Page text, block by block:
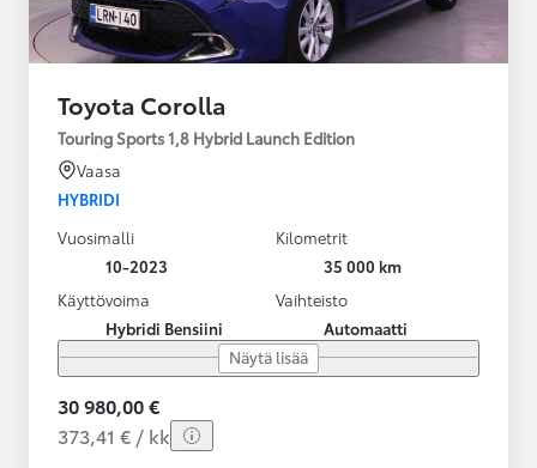
Toyota Corolla
Touring Sports 1,8 Hybrid Launch Edition
Vaasa
HYBRIDI
Vuosimalli
10-2023
Kilometrit
35 000 km
Käyttövoima
Hybridi Bensiini
Vaihteisto
Automaatti
Näytä lisää
30 980,00 €
373,41 € / kk